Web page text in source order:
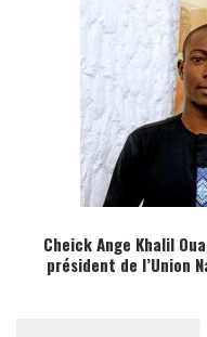
Cheick Ange Khalil
président de l’Union